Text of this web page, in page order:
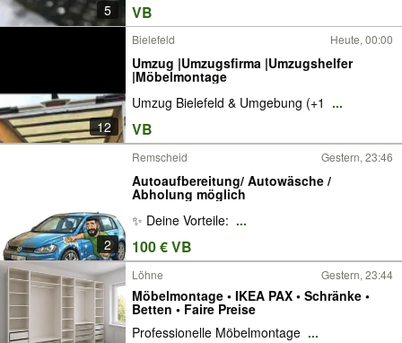
5 VB
12
Bielefeld Heute, 00:00
Umzug |Umzugsfirma |Umzugshelfer
|Möbelmontage
Umzug Bielefeld & Umgebung (+1 ...
VB
2
Remscheid Gestern, 23:46
Autoaufbereitung/ Autowäsche /
Abholung möglich
✨ Deine Vorteile: ...
100 € VB
Löhne Gestern, 23:44
Möbelmontage • IKEA PAX • Schränke •
Betten • Faire Preise
Professionelle Möbelmontage ...